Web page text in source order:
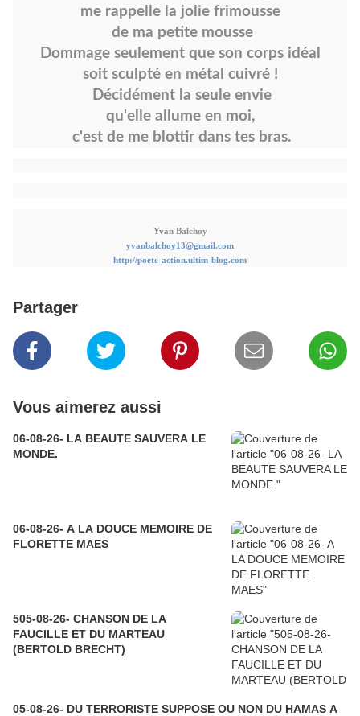
me rappelle la jolie frimousse
de ma petite mousse
Dommage seulement que son corps idéal
soit sculpté en métal cuivré !
Décidément la seule envie
qu'elle allume en moi,
c'est de me blottir dans tes bras.
Yvan Balchoy
yvanbalchoy13@gmail.com
http://poete-action.ultim-blog.com
Partager
Vous aimerez aussi
06-08-26- LA BEAUTE SAUVERA LE
MONDE.
06-08-26- A LA DOUCE MEMOIRE DE
FLORETTE MAES
505-08-26- CHANSON DE LA
FAUCILLE ET DU MARTEAU
(BERTOLD BRECHT)
05-08-26- DU TERRORISTE SUPPOSE OU NON DU HAMAS A